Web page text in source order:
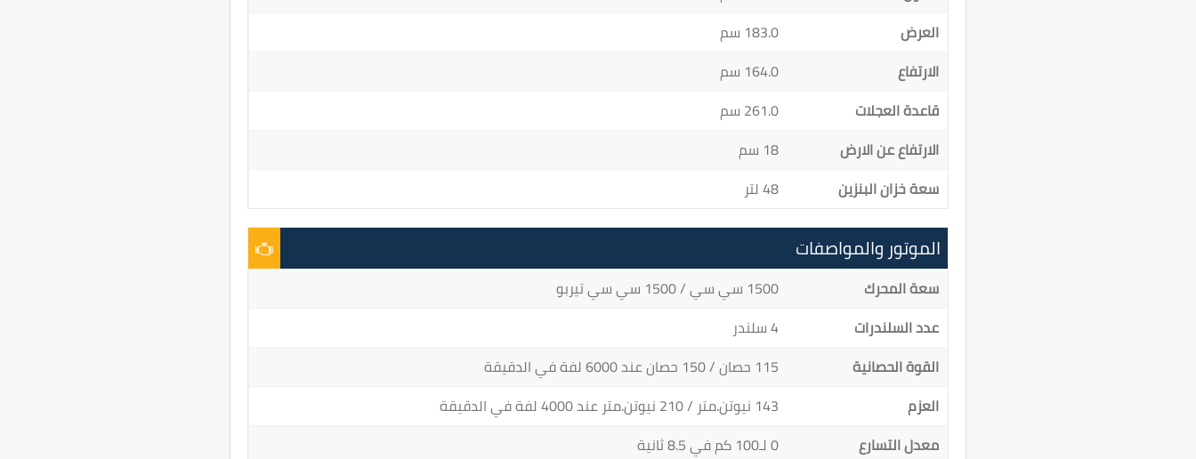
العرض
183.0 سم
الارتفاع
164.0 سم
قاعدة العجلات
261.0 سم
الارتفاع عن الارض
18 سم
سعة خزان البنزين
48 لتر
الموتور والمواصفات
سعة المحرك
1500 سي سي / 1500 سي سي تيربو
عدد السلندرات
4 سلندر
القوة الحصانية
115 حصان / 150 حصان عند 6000 لفة في الدقيقة
العزم
143 نيوتن.متر / 210 نيوتن.متر عند 4000 لفة في الدقيقة
معدل التسارع
0 لـ100 كم في 8.5 ثانية